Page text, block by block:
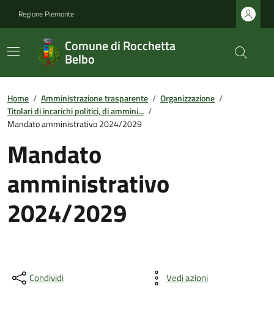
Regione Piemonte
Comune di Rocchetta
Belbo
Home / Amministrazione trasparente / Organizzazione /
Titolari di incarichi politici, di ammini... /
Mandato amministrativo 2024/2029
Mandato
amministrativo
2024/2029
Condividi Vedi azioni